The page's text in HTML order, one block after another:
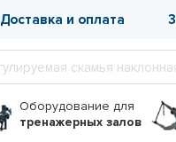
Доставка и оплата
Оборудование для
тренажерных залов